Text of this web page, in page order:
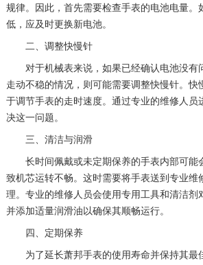
规律。因此，首先需要检查手表的电池电量。
低，应及时更换新电池。
二、调整快慢针
对于机械表来说，如果已经确认电池没有
走动不稳的情况，则可能需要调整快慢针。快
于调节手表的走时速度。通过专业的维修人员
决这一问题。
三、清洁与润滑
长时间佩戴或未定期保养的手表内部可能
致机芯运转不畅。这时需要将手表送到专业维
理。专业的维修人员会使用专用工具和清洁剂
并添加适量润滑油以确保其顺畅运行。
四、定期保养
为了延长萧邦手表的使用寿命并保持其最